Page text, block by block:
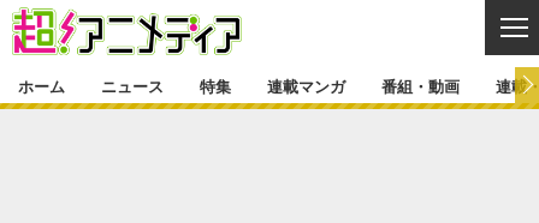
ホーム ニュース 特集 連載マンガ 番組・動画 連載